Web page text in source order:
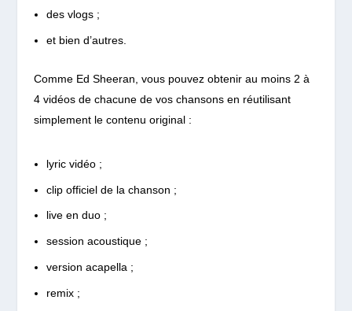
des vlogs ;
et bien d’autres.
Comme Ed Sheeran, vous pouvez obtenir au moins 2 à
4 vidéos de chacune de vos chansons en réutilisant
simplement le contenu original :
lyric vidéo ;
clip officiel de la chanson ;
live en duo ;
session acoustique ;
version acapella ;
remix ;